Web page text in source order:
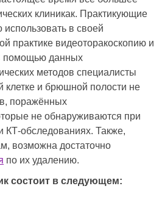
клиникак. Практикующие
использовать в своей
практике видеоторакоскопию и
помощью данных
методов специалисты
клетке и брюшной полости не
поражённых
не обнаруживаются при
обследованиях. Также,
возможна достаточно
по их удалению.
состоит в следующем: